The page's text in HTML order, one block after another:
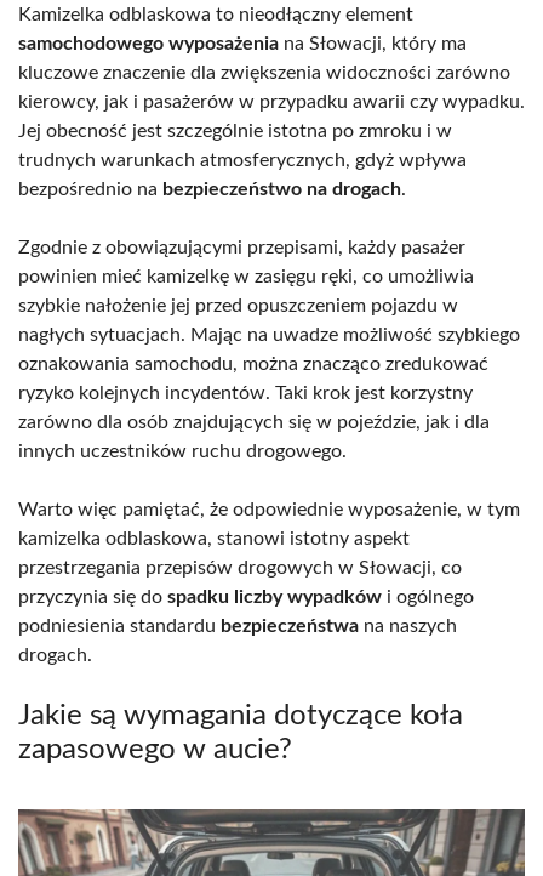
Kamizelka odblaskowa to nieodłączny element
samochodowego wyposażenia na Słowacji, który ma
kluczowe znaczenie dla zwiększenia widoczności zarówno
kierowcy, jak i pasażerów w przypadku awarii czy wypadku.
Jej obecność jest szczególnie istotna po zmroku i w
trudnych warunkach atmosferycznych, gdyż wpływa
bezpośrednio na bezpieczeństwo na drogach.
Zgodnie z obowiązującymi przepisami, każdy pasażer
powinien mieć kamizelkę w zasięgu ręki, co umożliwia
szybkie nałożenie jej przed opuszczeniem pojazdu w
nagłych sytuacjach. Mając na uwadze możliwość szybkiego
oznakowania samochodu, można znacząco zredukować
ryzyko kolejnych incydentów. Taki krok jest korzystny
zarówno dla osób znajdujących się w pojeździe, jak i dla
innych uczestników ruchu drogowego.
Warto więc pamiętać, że odpowiednie wyposażenie, w tym
kamizelka odblaskowa, stanowi istotny aspekt
przestrzegania przepisów drogowych w Słowacji, co
przyczynia się do spadku liczby wypadków i ogólnego
podniesienia standardu bezpieczeństwa na naszych
drogach.
Jakie są wymagania dotyczące koła
zapasowego w aucie?